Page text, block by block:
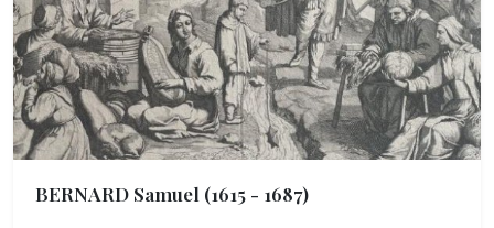
BERNARD Samuel (1615 - 1687)